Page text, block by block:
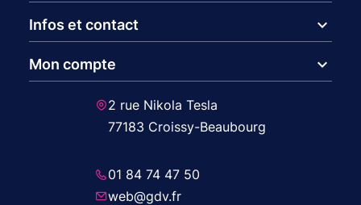
Infos et contact expand_more
Mon compte expand_more
2 rue Nikola Tesla
77183 Croissy-Beaubourg
01 84 74 47 50
web@gdv.fr